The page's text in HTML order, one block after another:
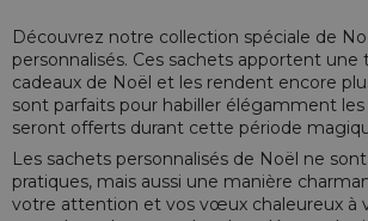
Découvrez notre collection spéciale de
personnalisés. Ces sachets apportent
cadeaux de Noël et les rendent encore
sont parfaits pour habiller élégamment
seront offerts durant cette période
Les sachets personnalisés de Noël ne
pratiques, mais aussi une manière
votre attention et vos vœux chaleureux à